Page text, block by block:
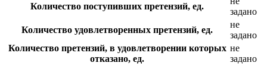
Количество поступивших претензий, ед.
задано
Количество удовлетворенных претензий, ед.
не
задано
Количество претензий, в удовлетворении которых
отказано, ед.
не
задано